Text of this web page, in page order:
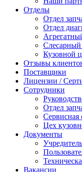
Отделы
Отдел
Отдел
Слесарный
Кузовной
Отзывы
Поставщики
Лицензии /
Сотрудники
Отдел
Сервисная
Цех
Документы
Вакансии